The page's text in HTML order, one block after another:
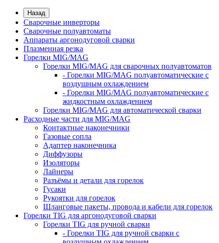
Назад
Сварочные инверторы
Сварочные полуавтоматы
Аппараты аргонодуговой сварки
Плазменная резка
Горелки MIG/MAG
Горелки MIG/MAG для сварочных полуавтоматов
- Горелки MIG/MAG полуавтоматические с
воздушным охлаждением
- Горелки MIG/MAG полуавтоматические с
жидкостным охлаждением
Горелки MIG/MAG для автоматической сварки
Расходные части для MIG/MAG
Контактные наконечники
Газовые сопла
Адаптер наконечника
Диффузоры
Изоляторы
Лайнеры
Разъёмы и детали для горелок
Гусаки
Рукоятки для горелок
Шланговые пакеты, провода и кабели для горелок
Горелки TIG для аргонодуговой сварки
Горелки TIG для ручной сварки
- Горелки TIG для ручной сварки с